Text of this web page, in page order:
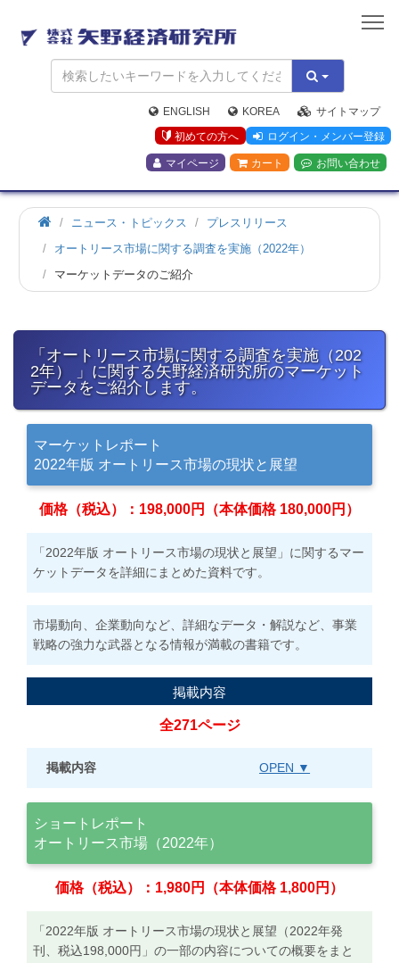
矢
野
経
済
研
究
所
ENGLISH KOREA
サイトマップ
初めての方へ
ログイン・メンバー登録
マイページ カート お問い合わせ
ホ
ー
ニュース・トピックス
プレスリリース
オートリース市場に関する調査を実施（2022年）
マーケットデータのご紹介
「オートリース市場に関する調査を実施（202
2年） 」に関する矢野経済研究所のマーケット
データをご紹介します。
マーケットレポート
2022年版 オートリース市場の現状と展望
価格（税込）：198,000円（本体価格 180,000円）
「2022年版 オートリース市場の現状と展望」に関するマー
ケットデータを詳細にまとめた資料です。
市場動向、企業動向など、詳細なデータ・解説など、事業
戦略の強力な武器となる情報が満載の書籍です。
掲載内容
全271ページ
掲載内容 OPEN ▼
ショートレポート
オートリース市場（2022年）
価格（税込）：1,980円（本体価格 1,800円）
「2022年版 オートリース市場の現状と展望（2022年発
刊、税込198,000円」の一部の内容についての概要をまと